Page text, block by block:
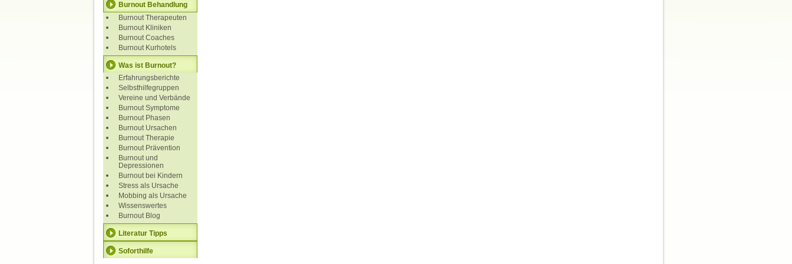
Burnout Behandlung
Burnout Therapeuten
Burnout Kliniken
Burnout Coaches
Burnout Kurhotels
Was ist Burnout?
Erfahrungsberichte
Selbsthilfegruppen
Vereine und Verbände
Burnout Symptome
Burnout Phasen
Burnout Ursachen
Burnout Therapie
Burnout Prävention
Burnout und
Depressionen
Burnout bei Kindern
Stress als Ursache
Mobbing als Ursache
Wissenswertes
Burnout Blog
Literatur Tipps
Soforthilfe